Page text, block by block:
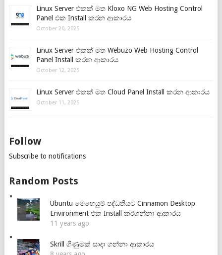
Linux Server එකක් මත Kloxo NG Web Hosting Control
Panel එක Install කරන ආකාරය
October 20, 2025
Linux Server එකක් මත Webuzo Web Hosting Control
Panel Install කරන ආකාරය
October 12, 2025
Linux Server එකක් මත Cloud Panel Install කරන ආකාරය
October 11, 2025
Follow
Subscribe to notifications
Random Posts
Ubuntu මෙහෙයුම් පද්ධතියට Cinnamon Desktop
Environment එක Install කරගන්නා ආකාරය
11 years ago
Skrill ගිණුමක් සාදා ගන්නා ආකාරය